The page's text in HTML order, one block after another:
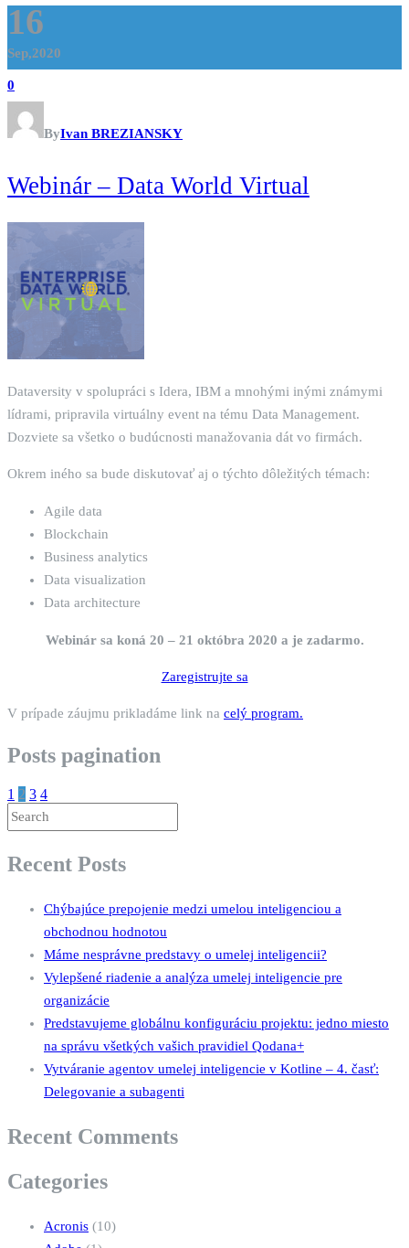
16
Sep,2020
0
ByIvan BREZIANSKY
Webinár – Data World Virtual
Dataversity v spolupráci s Idera, IBM a mnohými inými známymi
lídrami, pripravila virtuálny event na tému Data Management.
Dozviete sa všetko o budúcnosti manažovania dát vo firmách.
Okrem iného sa bude diskutovať aj o týchto dôležitých témach:
Agile data
Blockchain
Business analytics
Data visualization
Data architecture
Webinár sa koná 20 – 21 októbra 2020 a je zadarmo.
Zaregistrujte sa
V prípade záujmu prikladáme link na celý program.
Posts pagination
1 2 3 4
Recent Posts
Chýbajúce prepojenie medzi umelou inteligenciou a
obchodnou hodnotou
Máme nesprávne predstavy o umelej inteligencii?
Vylepšené riadenie a analýza umelej inteligencie pre
organizácie
Predstavujeme globálnu konfiguráciu projektu: jedno miesto
na správu všetkých vašich pravidiel Qodana+
Vytváranie agentov umelej inteligencie v Kotline – 4. časť:
Delegovanie a subagenti
Recent Comments
Categories
Acronis (10)